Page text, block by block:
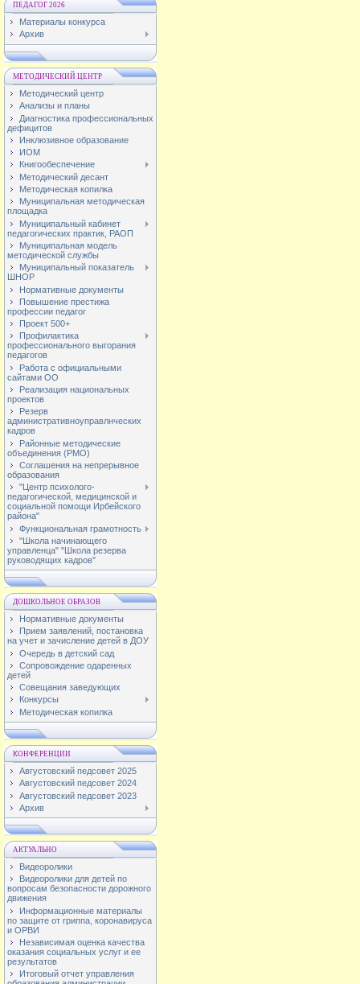
ПЕДАГОГ 2026
Материалы конкурса
Архив
МЕТОДИЧЕСКИЙ ЦЕНТР
Методический центр
Анализы и планы
Диагностика профессиональных
дефицитов
Инклюзивное образование
ИОМ
Книгообеспечение
Методический десант
Методическая копилка
Муниципальная методическая
площадка
Муниципальный кабинет
педагогических практик, РАОП
Муниципальная модель
методической службы
Муниципальный показатель
ШНОР
Нормативные документы
Повышение престижа
профессии педагог
Проект 500+
Профилактика
профессионального выгорания
педагогов
Работа с официальными
сайтами ОО
Реализация национальных
проектов
Резерв
административноуправлнческих
кадров
Районные методические
объединения (РМО)
Соглашения на непрерывное
образования
"Центр психолого-
педагогической, медицинской и
социальной помощи Ирбейского
района"
Функциональная грамотность
"Школа начинающего
управленца" "Школа резерва
руководящих кадров"
ДОШКОЛЬНОЕ ОБРАЗОВ
Нормативные документы
Прием заявлений, постановка
на учет и зачисление детей в ДОУ
Очередь в детский сад
Сопровождение одаренных
детей
Совещания заведующих
Конкурсы
Методическая копилка
КОНФЕРЕНЦИИ
Августовский педсовет 2025
Августовский педсовет 2024
Августовский педсовет 2023
Архив
АКТУАЛЬНО
Видеоролики
Видеоролики для детей по
вопросам безопасности дорожного
движения
Информационные материалы
по защите от гриппа, коронавируса
и ОРВИ
Независимая оценка качества
оказания социальных услуг и ее
результатов
Итоговый отчет управления